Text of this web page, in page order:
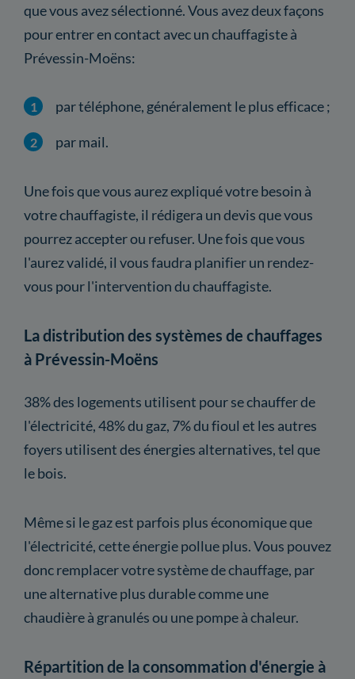
que vous avez sélectionné. Vous avez deux façons
pour entrer en contact avec un chauffagiste à
Prévessin-Moëns:
par téléphone, généralement le plus efficace ;
par mail.
Une fois que vous aurez expliqué votre besoin à
votre chauffagiste, il rédigera un devis que vous
pourrez accepter ou refuser. Une fois que vous
l'aurez validé, il vous faudra planifier un rendez-
vous pour l'intervention du chauffagiste.
La distribution des systèmes de chauffages
à Prévessin-Moëns
38% des logements utilisent pour se chauffer de
l'électricité, 48% du gaz, 7% du fioul et les autres
foyers utilisent des énergies alternatives, tel que
le bois.
Même si le gaz est parfois plus économique que
l'électricité, cette énergie pollue plus. Vous pouvez
donc remplacer votre système de chauffage, par
une alternative plus durable comme une
chaudière à granulés ou une pompe à chaleur.
Répartition de la consommation d'énergie à